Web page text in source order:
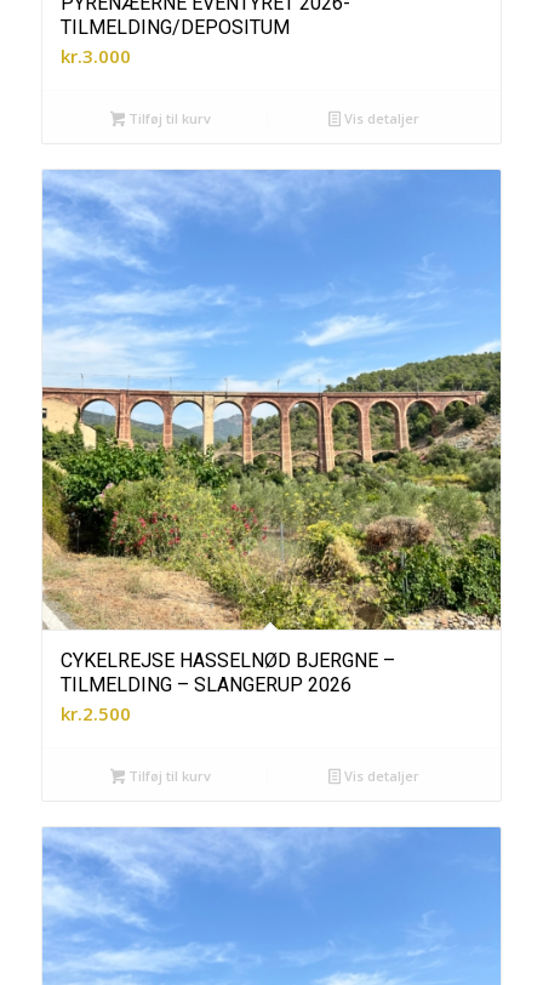
TILMELDING/DEPOSITUM
kr.3.000
Tilføj til kurv Vis detaljer
CYKELREJSE HASSELNØD BJERGNE –
TILMELDING – SLANGERUP 2026
kr.2.500
Tilføj til kurv Vis detaljer